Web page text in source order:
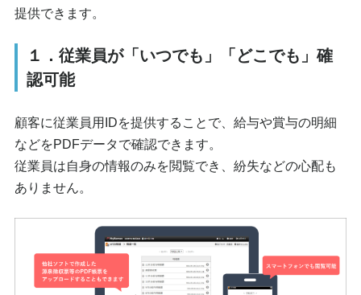
提供できます。
１．従業員が「いつでも」「どこでも」確
認可能
顧客に従業員用IDを提供することで、給与や賞与の明細
などをPDFデータで確認できます。
従業員は自身の情報のみを閲覧でき、紛失などの心配も
ありません。